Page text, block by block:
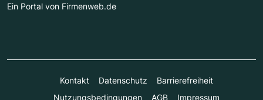
Ein Portal von Firmenweb.de
Kontakt Datenschutz
Barrierefreiheit
Nutzungsbedingungen
AGB Impressum